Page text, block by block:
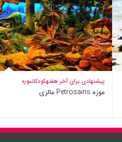
پیشنهادی برای آخر هفتهکودکانموزه
موزه Petrosains مالزی